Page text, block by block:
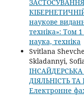
наукове
техніка»: Том
наука, техніка
Svitlana
Skladannyi,
ДІЯЛЬНІСТЬ
Електронне